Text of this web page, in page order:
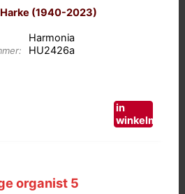
(1940-2023)
Harmonia
HU2426a
in
winkelmand
organist 5